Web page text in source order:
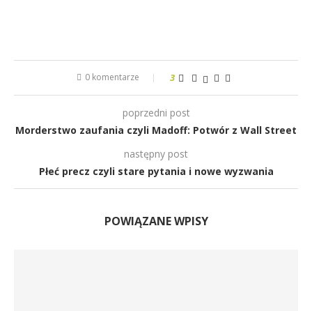
0 komentarze 3
poprzedni post
Morderstwo zaufania czyli Madoff: Potwór z Wall Street
następny post
Płeć precz czyli stare pytania i nowe wyzwania
POWIĄZANE WPISY